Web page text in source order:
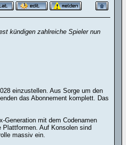
kündigen zahlreiche Spieler nun
einzustellen. Aus Sorge um den
das Abonnement komplett. Das
Generation mit dem Codenamen
Auf Konsolen sind
massiv ein.